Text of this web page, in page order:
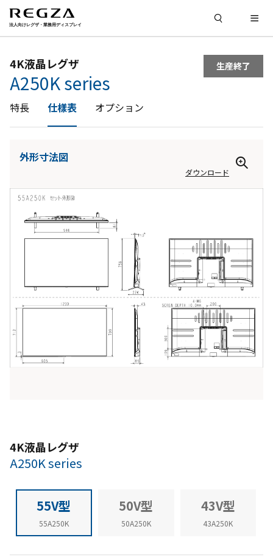
4K液晶レグザ
A250K series
生産終了
特長 仕樣表 オプション
外形寸法図
ダウンロード
4K液晶レグザ
A250K series
55V型
55A250K
50V型
50A250K
43V型
43A250K